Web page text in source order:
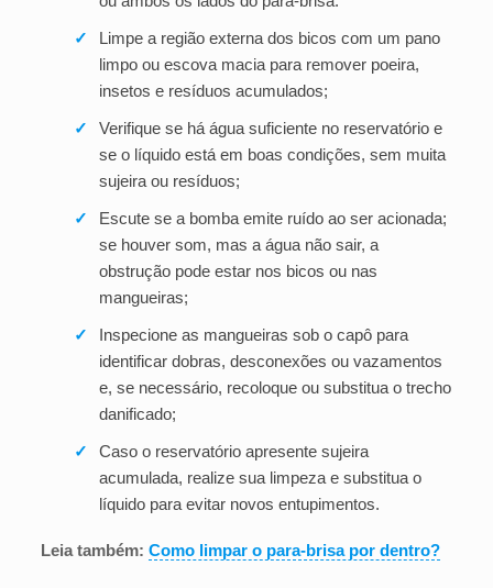
✓
Limpe a região externa dos bicos com um pano
limpo ou escova macia para remover poeira,
insetos e resíduos acumulados;
✓
Verifique se há água suficiente no reservatório e
se o líquido está em boas condições, sem muita
sujeira ou resíduos;
✓
Escute se a bomba emite ruído ao ser acionada;
se houver som, mas a água não sair, a
obstrução pode estar nos bicos ou nas
mangueiras;
✓
Inspecione as mangueiras sob o capô para
identificar dobras, desconexões ou vazamentos
e, se necessário, recoloque ou substitua o trecho
danificado;
✓
Caso o reservatório apresente sujeira
acumulada, realize sua limpeza e substitua o
líquido para evitar novos entupimentos.
Leia também: Como limpar o para-brisa por dentro?